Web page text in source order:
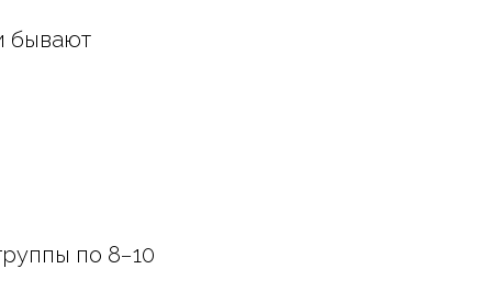
бывают
по 8−10